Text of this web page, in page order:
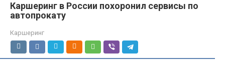
Каршеринг в России похоронил сервисы по
автопрокату
Каршеринг